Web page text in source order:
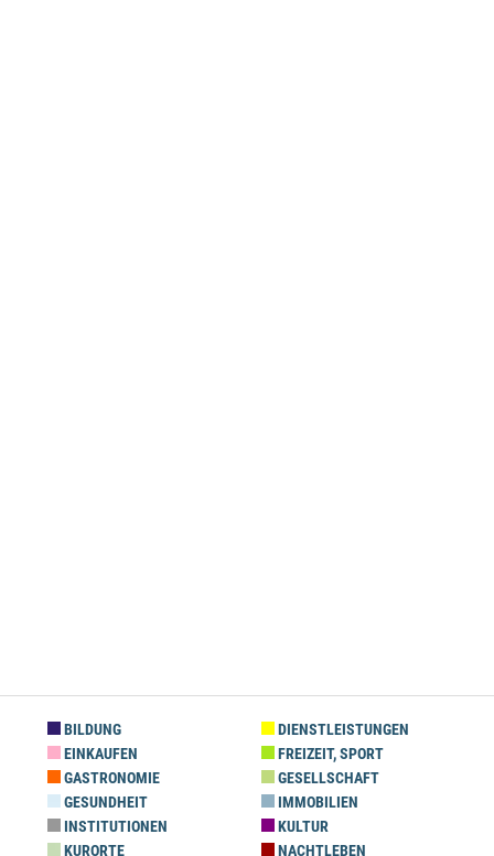
BILDUNG
DIENSTLEISTUNGEN
EINKAUFEN
FREIZEIT, SPORT
GASTRONOMIE
GESELLSCHAFT
GESUNDHEIT
IMMOBILIEN
INSTITUTIONEN
KULTUR
KURORTE
NACHTLEBEN